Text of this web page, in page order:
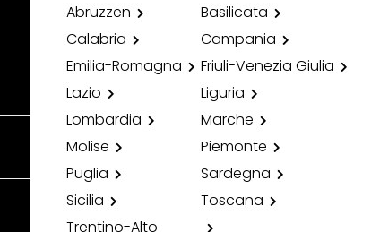
Abruzzen
Basilicata
Calabria
Campania
Emilia-Romagna
Friuli-Venezia Giulia
Lazio
Liguria
Lombardia
Marche
Molise
Piemonte
Puglia
Sardegna
Sicilia
Toscana
Trentino-Alto